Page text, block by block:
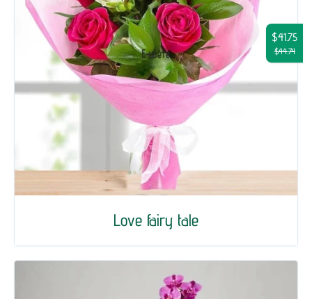
Love fairy tale
$41.75
$44.74